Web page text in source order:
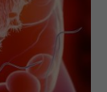
în familie.
cum o